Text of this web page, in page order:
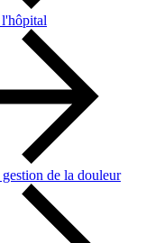
l'hôpital
de la douleur